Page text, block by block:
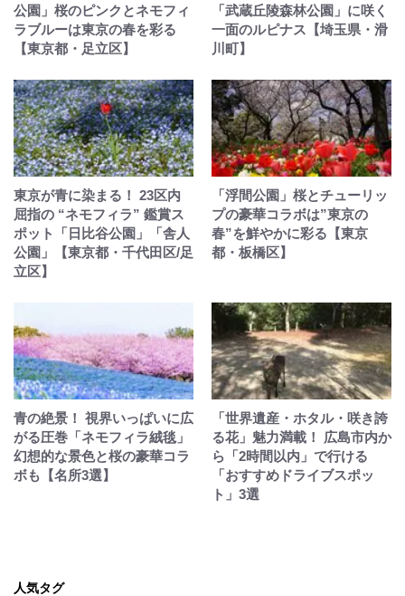
公園」桜のピンクとネモフィ
ラブルーは東京の春を彩る
【東京都・足立区】
「武蔵丘陵森林公園」に咲く
一面のルピナス【埼玉県・滑
川町】
東京が青に染まる！ 23区内
屈指の “ネモフィラ” 鑑賞ス
ポット「日比谷公園」「舎人
公園」【東京都・千代田区/足
立区】
「浮間公園」桜とチューリッ
プの豪華コラボは”東京の
春”を鮮やかに彩る【東京
都・板橋区】
青の絶景！ 視界いっぱいに広
がる圧巻「ネモフィラ絨毯」
幻想的な景色と桜の豪華コラ
ボも【名所3選】
「世界遺産・ホタル・咲き誇
る花」魅力満載！ 広島市内か
ら「2時間以内」で行ける
「おすすめドライブスポッ
ト」3選
人気タグ